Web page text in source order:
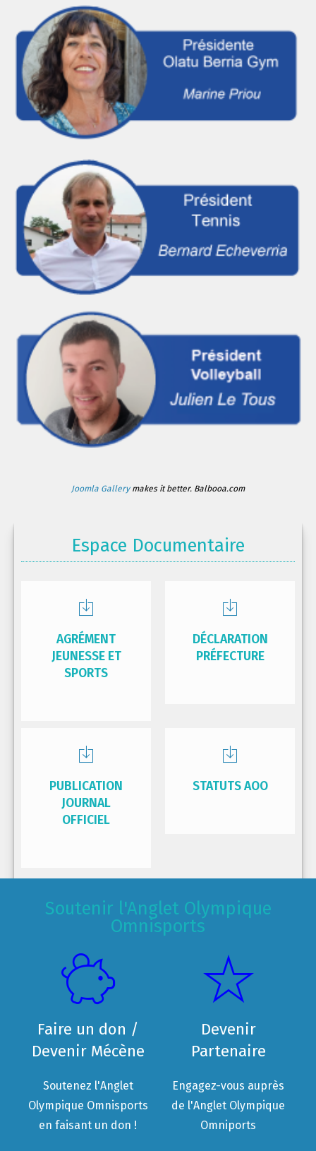
Joomla Gallerymakes it better. Balbooa.com
Espace Documentaire
AGRÉMENT
JEUNESSE ET
SPORTS
DÉCLARATION
PRÉFECTURE
PUBLICATION
JOURNAL
OFFICIEL
STATUTS AOO
Soutenir l'Anglet Olympique
Omnisports
Faire un don /
Devenir Mécène
Soutenez l'Anglet
Olympique Omnisports
en faisant un don !
Devenir
Partenaire
Engagez-vous auprès
de l'Anglet Olympique
Omniports